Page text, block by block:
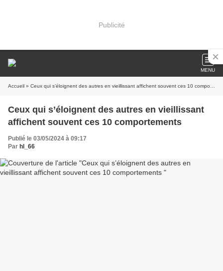
Publicité
MENU
Accueil » Ceux qui s’éloignent des autres en vieillissant affichent souvent ces 10 comportements
Ceux qui s’éloignent des autres en vieillissant
affichent souvent ces 10 comportements
Publié le 03/05/2024 à 09:17
Par hl_66